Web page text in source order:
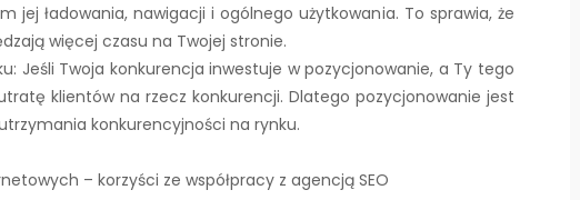
jej ładowania, nawigacji i ogólnego użytkowania. To sprawia, że
więcej czasu na Twojej stronie.
Jeśli Twoja konkurencja inwestuje w pozycjonowanie, a Ty tego
klientów na rzecz konkurencji. Dlatego pozycjonowanie jest
konkurencyjności na rynku.
– korzyści ze współpracy z agencją SEO